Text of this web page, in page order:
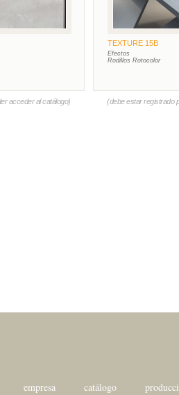
acceder al catálogo)
TEXTURE 15B
Efectos
Rodillos Rotocolor
(debe estar registrado
empresa catálogo